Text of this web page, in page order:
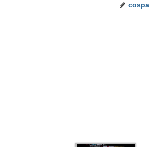
cospa